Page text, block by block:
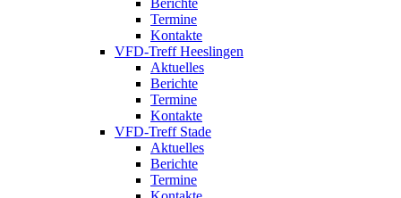
Berichte
Termine
Kontakte
VFD-Treff Heeslingen
Aktuelles
Berichte
Termine
Kontakte
VFD-Treff Stade
Aktuelles
Berichte
Termine